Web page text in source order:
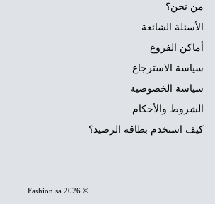
من نحن؟
الأسئلة الشائعة
أماكن الفروع
سياسة الاسترجاع
سياسة الخصوصية
الشروط والأحكام
كيف استخدم بطاقة الرصيد؟
© 2026
Fashion.sa